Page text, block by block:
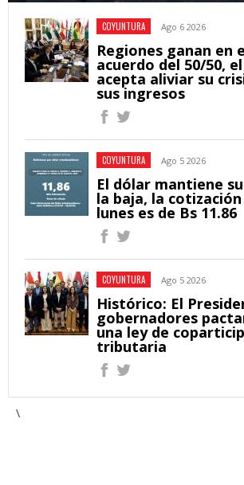
COYUNTURA Ago 6 2026
Regiones ganan en
acuerdo del 50/50,
acepta aliviar su
sus ingresos
COYUNTURA Ago 5 2026
El dólar mantiene
la baja, la
lunes es de Bs 11.86
COYUNTURA Ago 5 2026
Histórico: El
gobernadores
una ley de
tributaria
\